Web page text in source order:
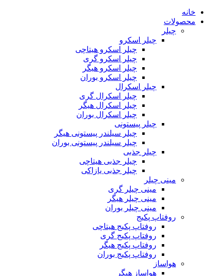
خانه
محصولات
چیلر
چیلر اسکرو
چیلر اسکرو هیتاچی
چیلر اسکرو گری
چیلر اسکرو هیگر
چیلر اسکرو بوران
چیلر اسکرال
چیلر اسکرال گری
چیلر اسکرال هیگر
چیلر اسکرال بوران
چیلر پیستونی
چیلر سیلندر پیستونی هیگر
چیلر سیلندر پیستونی بوران
چیلر جذبی
چیلر جذبی هیتاچی
چیلر جذبی یازاکی
مینی چیلر
مینی چیلر گری
مینی چیلر هیگر
مینی چیلر بوران
روفتاپ پکیج
روفتاپ پکیج هیتاچی
روفتاپ پکیج گری
روفتاپ پکیج هیگر
روفتاپ پکیج بوران
هواساز
هواساز هیگر